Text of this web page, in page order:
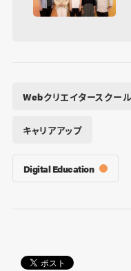
Webクリエイタースクール
キャリアアップ
Digital Education